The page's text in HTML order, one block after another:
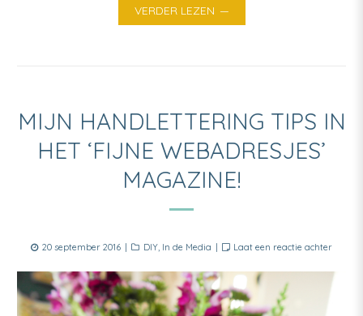
VERDER LEZEN
MIJN HANDLETTERING TIPS IN
HET ‘FIJNE WEBADRESJES’
MAGAZINE!
Posted
20 september 2016 Categories
DIY, In de Media Laat een reactie achter